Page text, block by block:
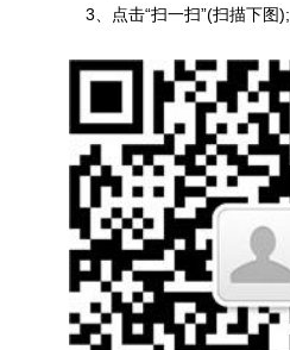
3、点击“扫一扫”(扫描下图);